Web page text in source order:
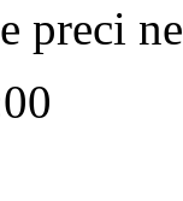
preci